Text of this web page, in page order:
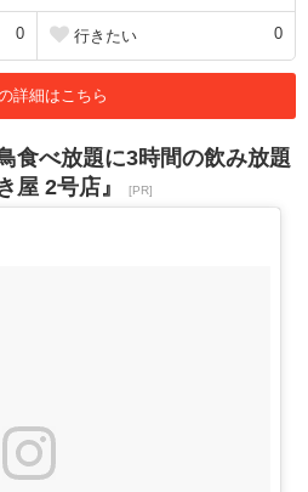
0 行きたい 0
詳細はこちら
食べ放題に3時間の飲み放題
屋 2号店』
[PR]